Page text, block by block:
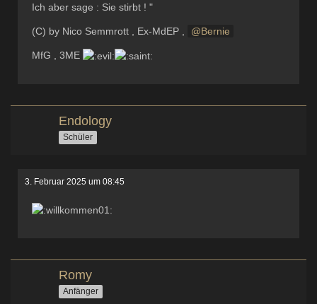
Ich aber sage : Sie stirbt ! "
(C) by Nico Semmrott , Ex-MdEP , Bernie
MfG , 3ME
Endology
Schüler
3. Februar 2025 um 08:45
Romy
Anfänger